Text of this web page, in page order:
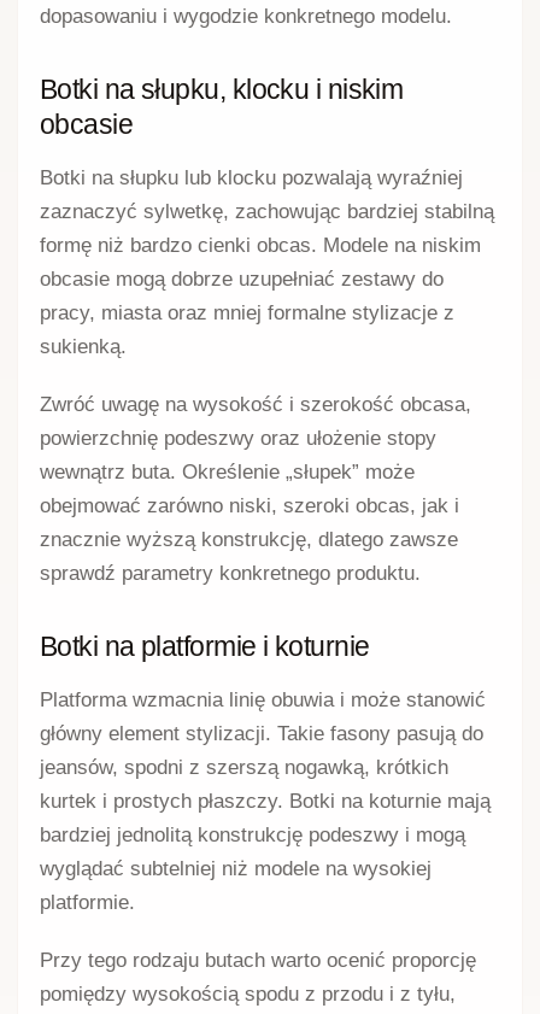
dopasowaniu i wygodzie konkretnego modelu.
Botki na słupku, klocku i niskim
obcasie
Botki na słupku lub klocku pozwalają wyraźniej
zaznaczyć sylwetkę, zachowując bardziej stabilną
formę niż bardzo cienki obcas. Modele na niskim
obcasie mogą dobrze uzupełniać zestawy do
pracy, miasta oraz mniej formalne stylizacje z
sukienką.
Zwróć uwagę na wysokość i szerokość obcasa,
powierzchnię podeszwy oraz ułożenie stopy
wewnątrz buta. Określenie „słupek” może
obejmować zarówno niski, szeroki obcas, jak i
znacznie wyższą konstrukcję, dlatego zawsze
sprawdź parametry konkretnego produktu.
Botki na platformie i koturnie
Platforma wzmacnia linię obuwia i może stanowić
główny element stylizacji. Takie fasony pasują do
jeansów, spodni z szerszą nogawką, krótkich
kurtek i prostych płaszczy. Botki na koturnie mają
bardziej jednolitą konstrukcję podeszwy i mogą
wyglądać subtelniej niż modele na wysokiej
platformie.
Przy tego rodzaju butach warto ocenić proporcję
pomiędzy wysokością spodu z przodu i z tyłu,